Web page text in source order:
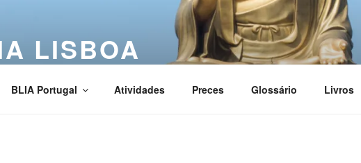
LISBOA
BLIA Portugal Atividades Preces Glossário Livros